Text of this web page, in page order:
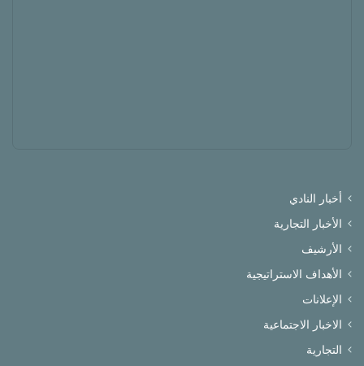
أخبار النادي
الأخبار التجارية
الأرشيف
الأهداف الاستراتيجية
الإعلانات
الاخبار الاجتماعية
التجارية